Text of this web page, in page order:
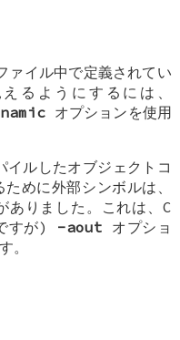
ァイル中で定義されてい
るようにするには、
オプションを使用
ルしたオブジェクトコ
めに外部シンボルは、
ありました。これは、C
すが) -aout オプショ
。